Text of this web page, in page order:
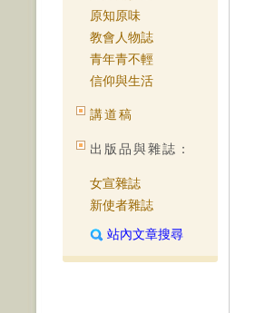
原知原味
教會人物誌
青年青不輕
信仰與生活
講道稿
出版品與雜誌：
女宣雜誌
新使者雜誌
站內文章搜尋